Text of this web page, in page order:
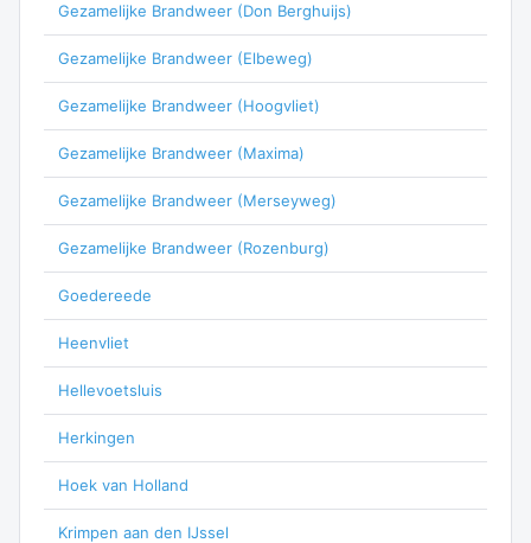
Gezamelijke Brandweer (Don Berghuijs)
Gezamelijke Brandweer (Elbeweg)
Gezamelijke Brandweer (Hoogvliet)
Gezamelijke Brandweer (Maxima)
Gezamelijke Brandweer (Merseyweg)
Gezamelijke Brandweer (Rozenburg)
Goedereede
Heenvliet
Hellevoetsluis
Herkingen
Hoek van Holland
Krimpen aan den IJssel